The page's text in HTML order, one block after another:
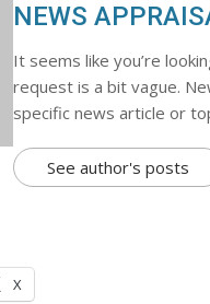
NEWS
It seems like you’re
request is a bit vague.
specific news article or
See author's posts
X